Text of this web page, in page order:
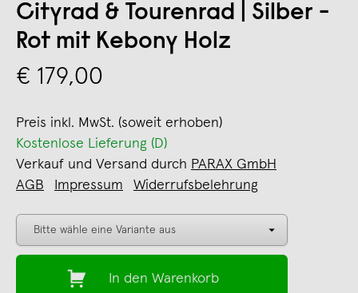
Cityrad & Tourenrad | Silber -
Rot mit Kebony Holz
€ 179,00
Preis inkl. MwSt. (soweit erhoben)
Kostenlose Lieferung (D)
Verkauf und Versand durch PARAX GmbH
AGB
Impressum Widerrufsbelehrung
In den Warenkorb